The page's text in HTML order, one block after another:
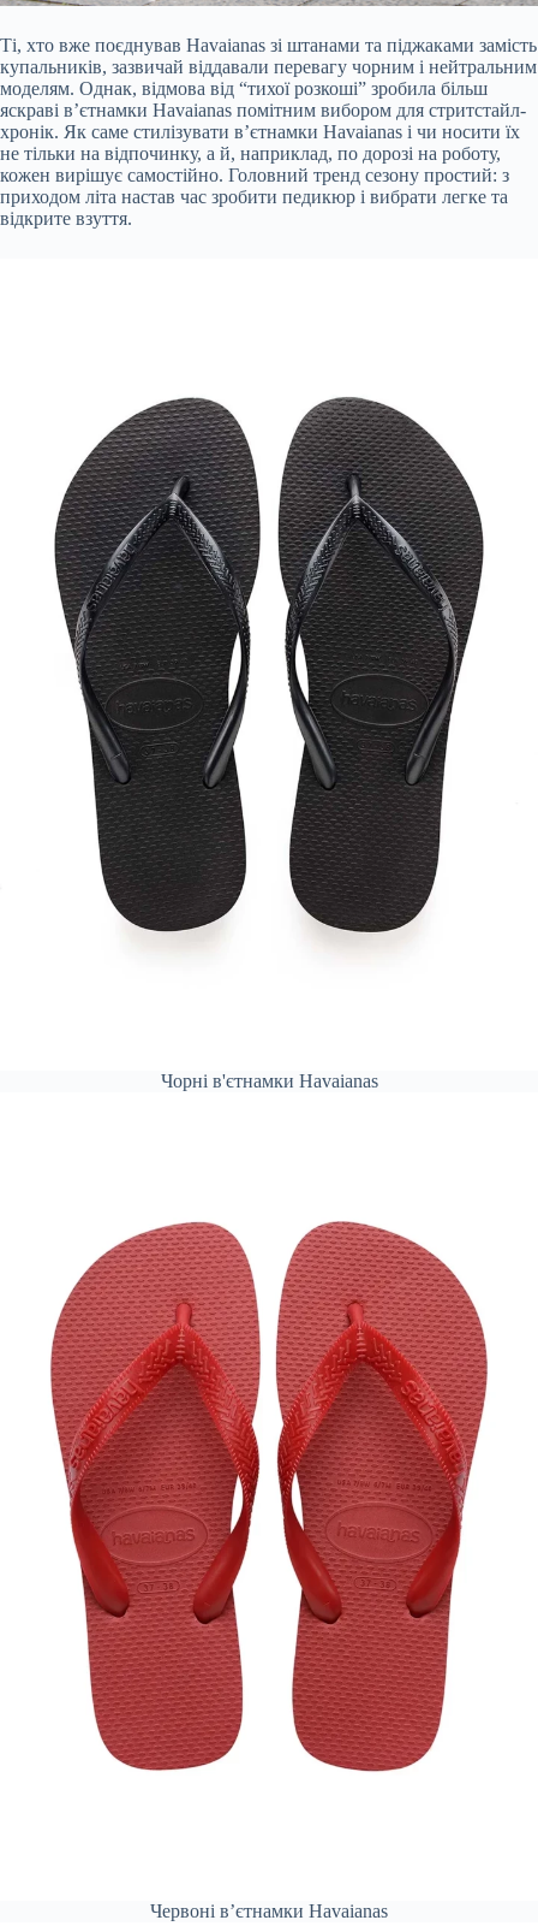
Ті, хто вже поєднував Havaianas зі штанами та піджаками замість
купальників, зазвичай віддавали перевагу чорним і нейтральним
моделям. Однак, відмова від “тихої розкоші” зробила більш
яскраві в’єтнамки Havaianas помітним вибором для стритстайл-
хронік. Як саме стилізувати в’єтнамки Havaianas і чи носити їх
не тільки на відпочинку, а й, наприклад, по дорозі на роботу,
кожен вирішує самостійно. Головний тренд сезону простий: з
приходом літа настав час зробити педикюр і вибрати легке та
відкрите взуття.
Чорні в'єтнамки Havaianas
Червоні вʼєтнамки Havaianas